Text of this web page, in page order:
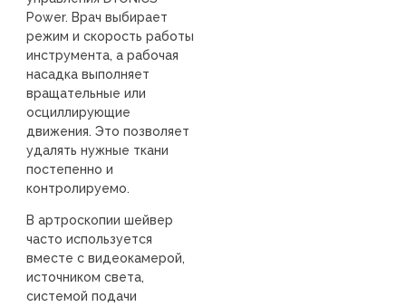
Power. Врач выбирает
режим и скорость работы
инструмента, а рабочая
насадка выполняет
вращательные или
осциллирующие
движения. Это позволяет
удалять нужные ткани
постепенно и
контролируемо.
В артроскопии шейвер
часто используется
вместе с видеокамерой,
источником света,
системой подачи